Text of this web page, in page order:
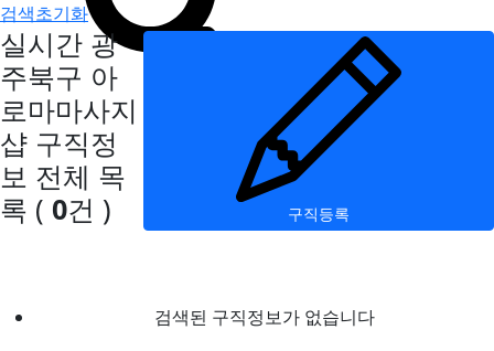
검색초기화
실시간 광
주북구 아
로마마사지
샵 구직정
보 전체 목
록 ( 0건 ) 구직등록
검색된 구직정보가 없습니다